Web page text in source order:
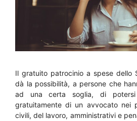
Il gratuito patrocinio a spese dello
dà la possibilità, a persone che
ad una certa soglia, di potersi
gratuitamente di un avvocato nei
civili, del lavoro, amministrativi e